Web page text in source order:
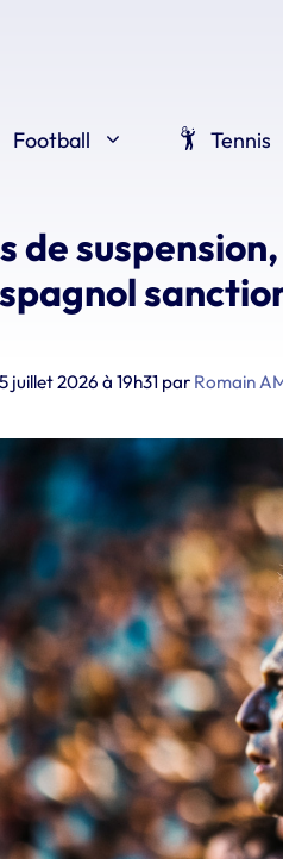
Football
Tennis
de
juillet 2026 à 19h31 par Romain